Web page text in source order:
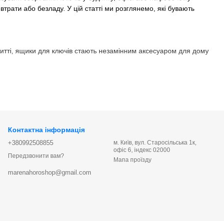
або безладу. У цій статті ми розглянемо, які бувають
ящики для ключів стають незамінним аксесуаром для дому
або сараю) можуть легко загубитися або пошкодитися,
але й може служити довгі роки, якщо обрана правильно.
Контактна інформація
+380992508855
Передзвонити вам?
marenahoroshop@gmail.com
м. Київ, вул. Старосільська 1к,
офіс 6, індекс 02000
Мапа проїзду